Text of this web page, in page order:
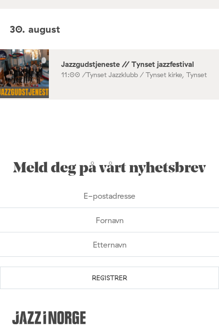
30. august
Jazzgudstjeneste // Tynset jazzfestival
11:00 /Tynset Jazzklubb / Tynset kirke, Tynset
Meld deg på vårt nyhetsbrev